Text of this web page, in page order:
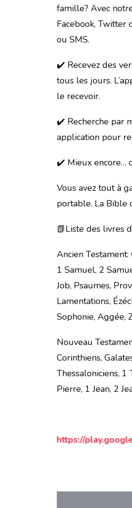
famille? Avec
Facebook, Twitter
ou SMS.
✔️ Recevez des
tous les jours.
le recevoir.
✔️ Recherche par
application pour
✔️ Mieux encore…
Vous avez tout à
portable. La Bible
📗Liste des livres
Ancien Testament:
1 Samuel, 2
Job, Psaumes,
Lamentations,
Sophonie, Aggée,
Nouveau
Corinthiens,
Thessaloniciens,
Pierre, 1 Jean, 2
https://